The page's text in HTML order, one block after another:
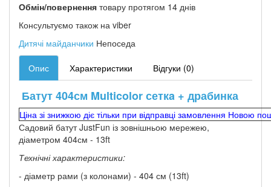
Обмін/повернення товару протягом 14 днів
Консультуємо також на viber
Дитячі майданчики Непоседа
Опис Характеристики Відгуки (0)
Батут 404см Multicolor сеткa + драбинка
Ціна зі знижкою діє тільки при відправці замовлення Новою
Садовий батут JustFun із зовнішньою мережею,
діаметром 404см - 13ft
Технічні характеристики:
- діаметр рами (з колонами) - 404 см (13ft)